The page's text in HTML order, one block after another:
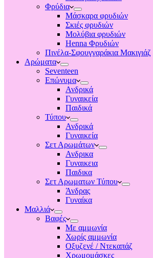
Φρύδια
Μάσκαρα φρυδιών
Σκιές φρυδιών
Μολύβια φρυδιών
Henna Φρυδιών
Πινέλα-Σφουγγαράκια Μακιγιάζ
Αρώματα
Seventeen
Επώνυμα
Ανδρικά
Γυναικεία
Παιδικά
Τύπου
Ανδρικά
Γυναικεία
Σετ Αρωμάτων
Ανδρικα
Γυναικεια
Παιδικα
Σετ Αρωματων Τύπου
Άνδρας
Γυναίκα
Μαλλιά
Βαφές
Με αμμωνία
Χωρίς αμμωνία
Οξυζενέ / Ντεκαπάζ
Χρωμομάσκες